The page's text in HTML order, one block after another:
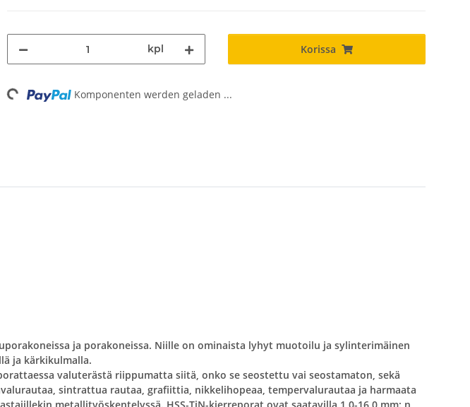
kpl Korissa
Loading... Komponenten werden geladen ...
ja porakoneissa. Niille on ominaista lyhyt muotoilu ja sylinterimäinen
ja kärkikulmalla.
valuterästä riippumatta siitä, onko se seostettu vai seostamaton, sekä
sintrattua rautaa, grafiittia, nikkelihopeaa, tempervalurautaa ja harmaata